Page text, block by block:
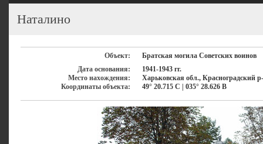
Наталино
Объект:
Братская могила Советских воинов
Дата основания:
1941-1943 гг.
Место нахождения:
Харьковская обл., Красноградский
Координаты объекта:
49° 20.715 С | 035° 28.626 В